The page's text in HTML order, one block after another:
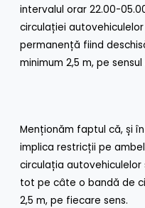
intervalul orar 22.00-
circulației
permanență fiind
minimum 2,5 m, pe
Menționăm faptul că, și
implica restricții pe
circulația
tot pe câte o bandă de
2,5 m, pe fiecare sens.